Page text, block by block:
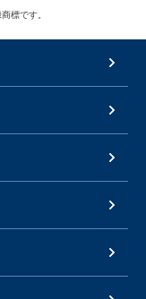
標です。